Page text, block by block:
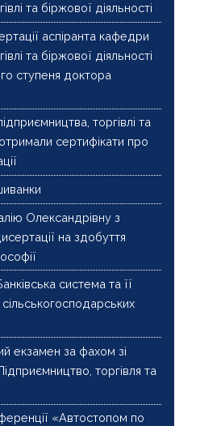
та біржової діяльності
аспіранта кафедри
та біржової діяльності
ступеня доктора
торгівлі та
сертифікати про
Олександрівну з
на здобуття
система та її
екзамен за фахом зі
торгівля та
«Автостопом по